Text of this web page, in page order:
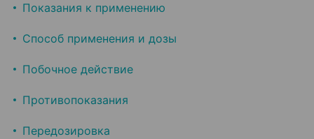
Показания к применению
Способ применения и дозы
Побочное действие
Противопоказания
Передозировка